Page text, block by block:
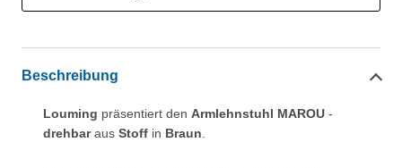
Beschreibung
Louming präsentiert den Armlehnstuhl MAROU -
drehbaraus Stoff in Braun